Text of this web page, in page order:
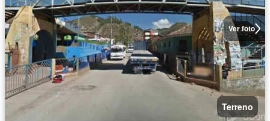
Ver foto
Terreno